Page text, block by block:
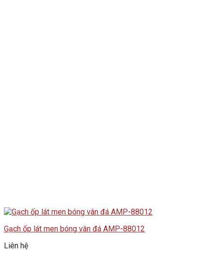
Gạch ốp lát men bóng vân đá AMP-88012
Liên hệ